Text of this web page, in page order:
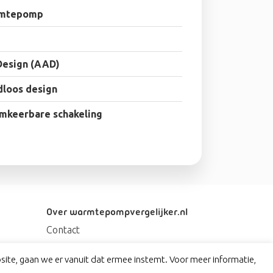
(AAD)
design
schakeling
Over warmtepompvergelijker.nl
Contact
Disclaimer
gaan we er vanuit dat ermee instemt. Voor meer informatie,